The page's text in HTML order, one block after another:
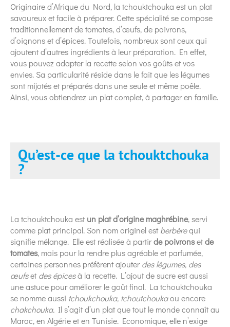
Originaire d’Afrique du Nord, la tchouktchouka est un plat
savoureux et facile à préparer. Cette spécialité se compose
traditionnellement de tomates, d’œufs, de poivrons,
d’oignons et d’épices. Toutefois, nombreux sont ceux qui
ajoutent d’autres ingrédients à leur préparation. En effet,
vous pouvez adapter la recette selon vos goûts et vos
envies. Sa particularité réside dans le fait que les légumes
sont mijotés et préparés dans une seule et même poêle.
Ainsi, vous obtiendrez un plat complet, à partager en famille.
Qu’est-ce que la tchouktchouka
?
La tchouktchouka estun plat d’origine maghrébine, servi
comme plat principal. Son nom originel estberbèrequi
signifie mélange. Elle est réalisée à partirde poivronsetde
tomates, mais pour la rendre plus agréable et parfumée,
certaines personnes préfèrent ajouterdes légumes, des
œufsetdes épicesà la recette. L’ajout de sucre est aussi
une astuce pour améliorer le goût final. La tchouktchouka
se nomme aussi tchoukchouka, tchoutchoukaou encore
chakchouka. Il s’agit d’un plat que tout le monde connaît au
Maroc, en Algérie et en Tunisie. Economique, elle n’exige